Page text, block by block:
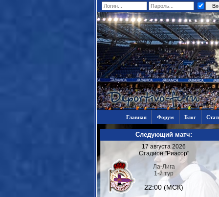
Главная Форум Блог
Следующий матч:
17 августа 2026
Стадион "Риасор"
Ла-Лига
1-й тур
22:00 (МСК)